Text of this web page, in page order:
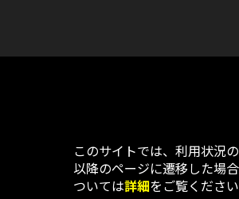
このサイトでは、利用状況
以降のページに遷移した場
ついては詳細をご覧ください